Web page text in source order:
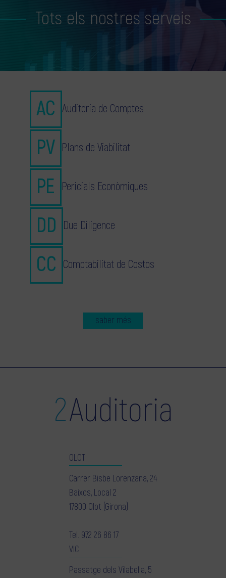
Tots els nostres serveis
Auditoria de Comptes
Plans de Viabilitat
Pericials Econòmiques
Due Diligence
Comptabilitat de Costos
saber més
OLOT
Carrer Bisbe Lorenzana, 24
Baixos, Local 2
17800 Olot (Girona)
Tel. 972 26 86 17
VIC
Passatge dels Vilabella, 5